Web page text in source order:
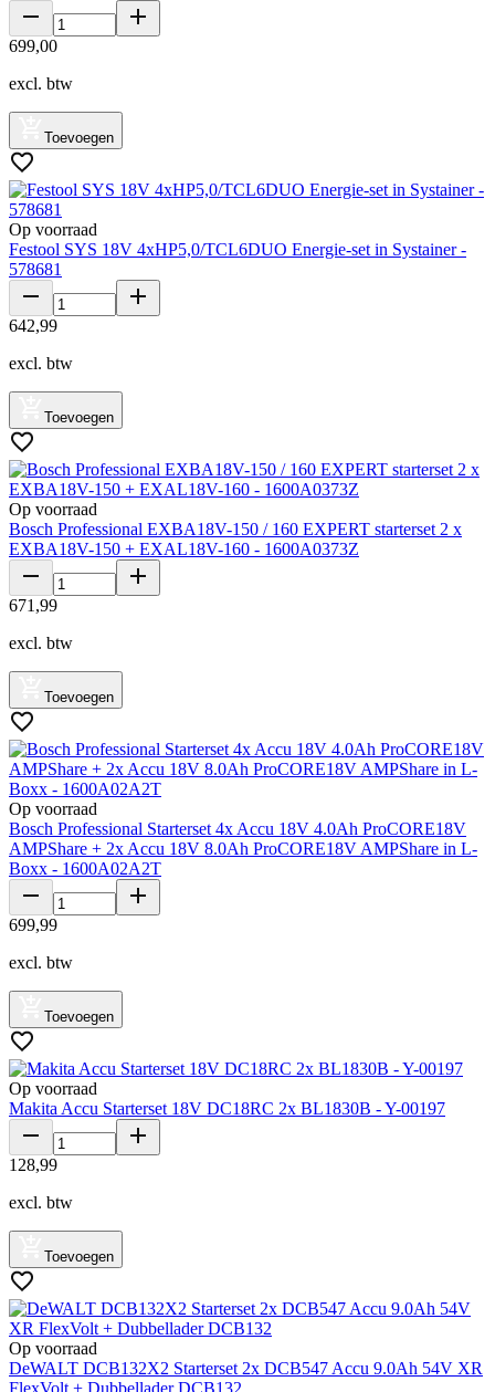
699,00
excl. btw
Toevoegen
Op voorraad
Festool SYS 18V 4xHP5,0/TCL6DUO Energie-set in Systainer -
578681
642,99
excl. btw
Toevoegen
Op voorraad
Bosch Professional EXBA18V-150 / 160 EXPERT starterset 2 x
EXBA18V-150 + EXAL18V-160 - 1600A0373Z
671 ,99
excl. btw
Toevoegen
Op voorraad
Bosch Professional Starterset 4x Accu 18V 4.0Ah ProCORE18V
AMPShare + 2x Accu 18V 8.0Ah ProCORE18V AMPShare in L-
Boxx - 1600A02A2T
699,99
excl. btw
Toevoegen
Op voorraad
Makita Accu Starterset 18V DC18RC 2x BL1830B - Y-00197
128,99
excl. btw
Toevoegen
Op voorraad
DeWALT DCB132X2 Starterset 2x DCB547 Accu 9.0Ah 54V XR
FlexVolt + Dubbellader DCB132